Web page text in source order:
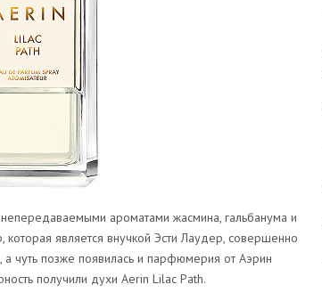
ароматами жасмина, гальбанума и
является внучкой Эсти Лаудер, совершенно
а чуть позже появилась и парфюмерия от Аэрин
получили духи Aerin Lilac Path.